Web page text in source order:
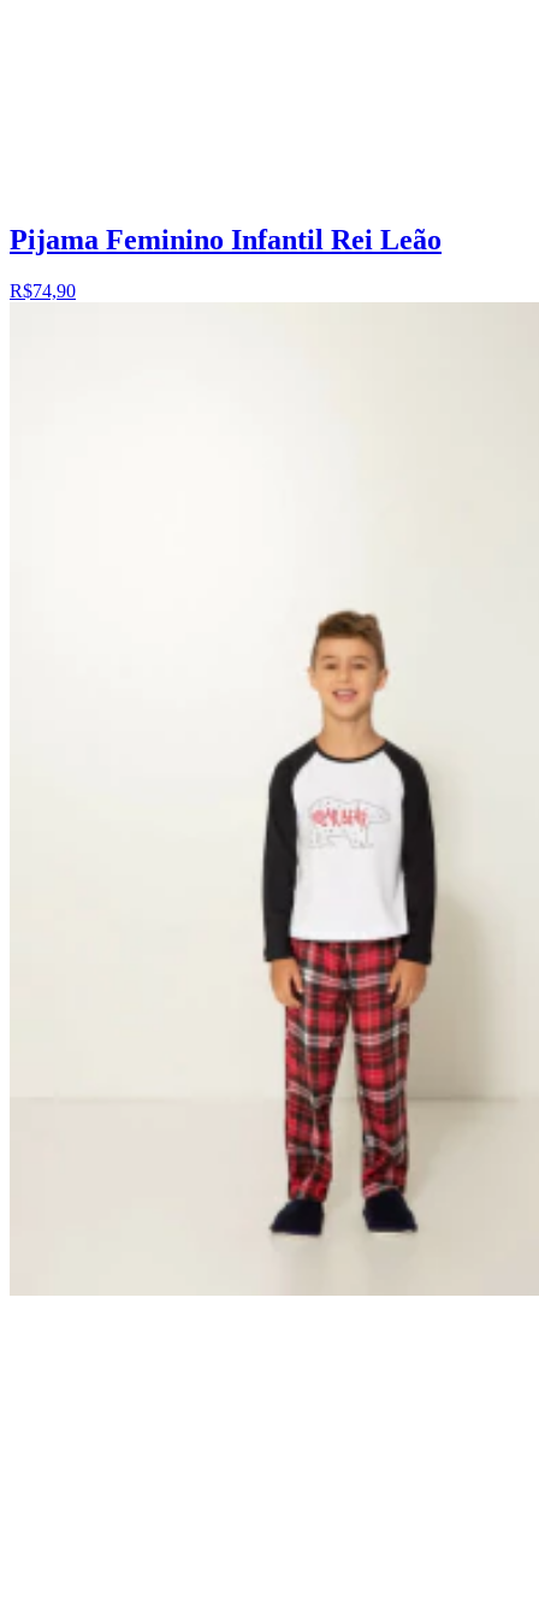
Pijama Feminino Infantil Rei Leão
R$74,90